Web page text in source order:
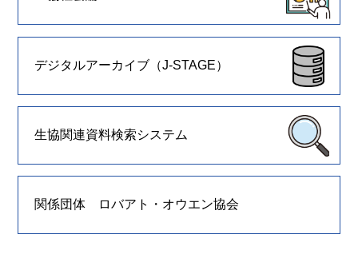
デジタルアーカイブ（J-STAGE）
生協関連資料検索システム
関係団体 ロバアト・オウエン協会